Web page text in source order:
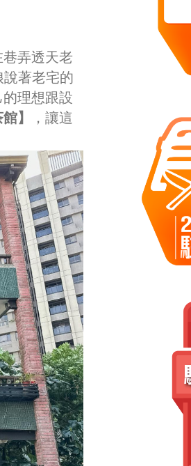
巷弄透天老
著老宅的
理想跟設
】
，讓這